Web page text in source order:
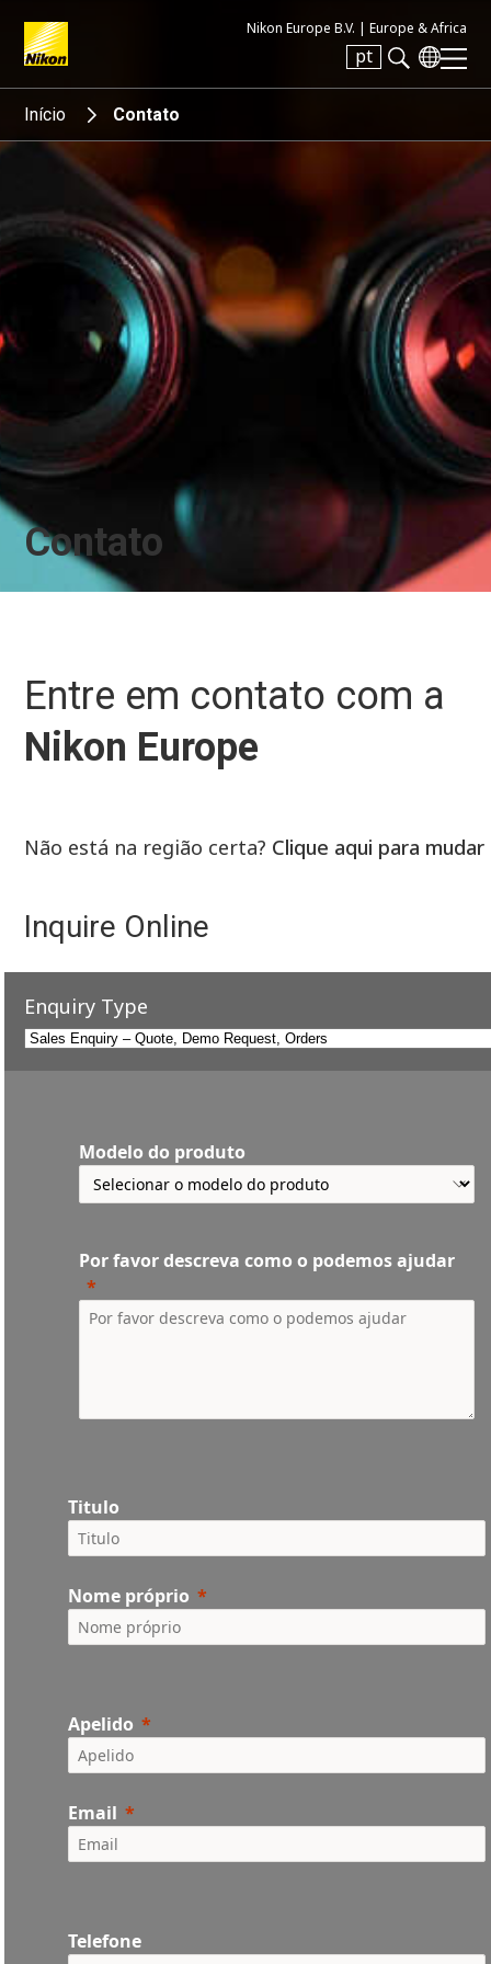
Nikon Europe B.V. | Europe & Africa
pt
Search keyword(s)
Início Contato
Contato
Entre em contato com a
Nikon Europe
Não está na região certa? Clique aqui para mudar
Inquire Online
Enquiry Type
Modelo do produto
Por favor descreva como o podemos ajudar
Titulo
Nome próprio
Apelido
Email
Telefone